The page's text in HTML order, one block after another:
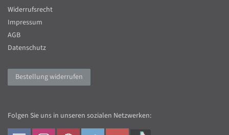
Widerrufsrecht
Impressum
AGB
Datenschutz
Bestellung widerrufen
Folgen Sie uns in unseren sozialen Netzwerken: